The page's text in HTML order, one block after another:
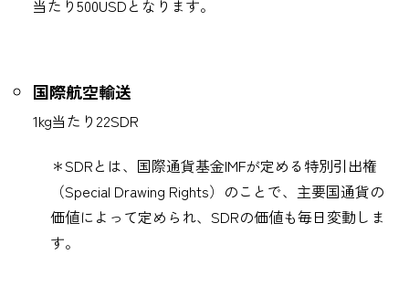
当たり500USDとなります。
国際航空輸送
1kg当たり 22SDR
＊SDRとは、国際通貨基金IMFが定める特別引出権
（Special Drawing Rights）のことで、主要国通貨の
価値によって定められ、 SDRの価値も毎日変動しま
す。